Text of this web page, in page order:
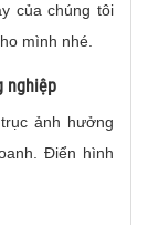
của chúng tôi
mình nhé.
nghiệp
ảnh hưởng
Điển hình